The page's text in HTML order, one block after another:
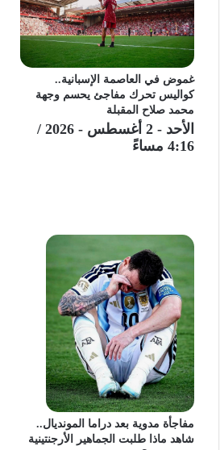
غموض في العاصمة الإسبانية..
كواليس تحرك مفاجئ يحسم وجهة
محمد صلاح المقبلة
الأحد - 2 أغسطس - 2026 /
4:16 مساءً
مفاجأة مدوية بعد دراما المونديال..
شاهد ماذا طلبت الجماهير الأرجنتينية